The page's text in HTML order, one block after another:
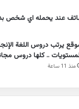
عند يحمله اي شخص
يرتب دروس اللغة
.. كلها دروس
منذ 11 ساعة